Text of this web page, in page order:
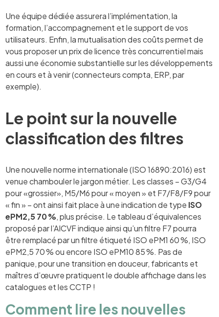
Une équipe dédiée assurera l’implémentation, la
formation, l’accompagnement et le support de vos
utilisateurs. Enfin, la mutualisation des coûts permet de
vous proposer un prix de licence très concurrentiel mais
aussi une économie substantielle sur les développements
en cours et à venir (connecteurs compta, ERP, par
exemple).
Le point sur la nouvelle
classification des filtres
Une nouvelle norme internationale (ISO 16890:2016) est
venue chambouler le jargon métier. Les classes – G3/G4
pour «grossier», M5/M6 pour « moyen » et F7/F8/F9 pour
« fin » – ont ainsi fait place à une indication de type ISO
ePM2,5 70 %, plus précise. Le tableau d’équivalences
proposé par l’AICVF indique ainsi qu’un filtre F7 pourra
être remplacé par un filtre étiqueté ISO ePM1 60 %, ISO
ePM2,5 70 % ou encore ISO ePM10 85 %. Pas de
panique, pour une transition en douceur, fabricants et
maîtres d’œuvre pratiquent le double affichage dans les
catalogues et les CCTP !
Comment lire les nouvelles